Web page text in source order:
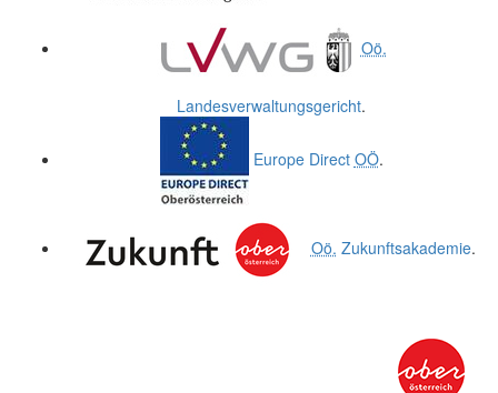
Oö.
Landesverwaltungsgericht.
Europe Direct OÖ.
Oö. Zukunftsakademie.